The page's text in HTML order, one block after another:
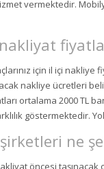
vermektedir.
için il içi nakliye
nakliye ücretleri
ortalama 2000 TL
göstermektedir.
şirketleri ne
öncesi